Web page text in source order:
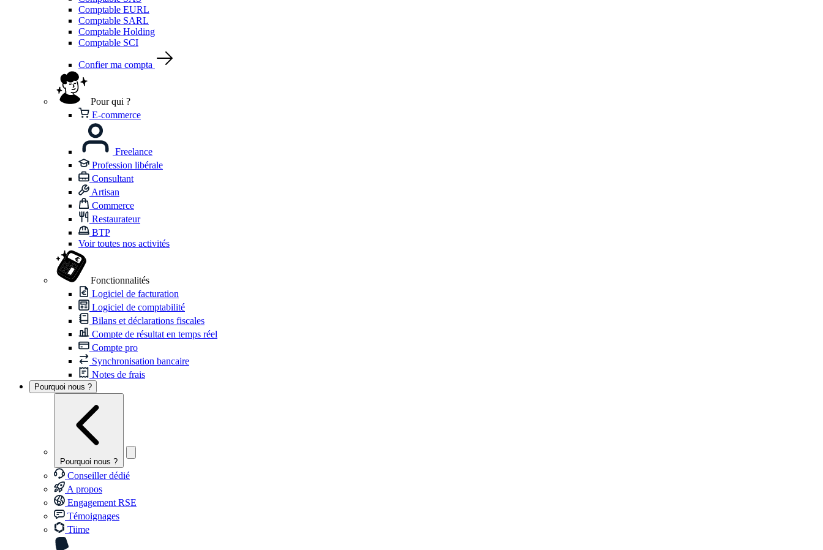
Comptable EURL
Comptable SARL
Comptable Holding
Comptable SCI
Confier ma compta
Pour qui ?
E-commerce
Freelance
Profession libérale
Consultant
Artisan
Commerce
Restaurateur
BTP
Voir toutes nos activités
Fonctionnalités
Logiciel de facturation
Logiciel de comptabilité
Bilans et déclarations fiscales
Compte de résultat en temps réel
Compte pro
Synchronisation bancaire
Notes de frais
Pourquoi nous ?
Pourquoi nous ?
Conseiller dédié
A propos
Engagement RSE
Témoignages
Tiime